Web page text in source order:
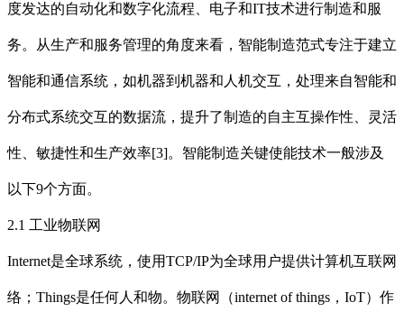
度发达的自动化和数字化流程、电子和IT技术进行制造和服
务。从生产和服务管理的角度来看，智能制造范式专注于建立
智能和通信系统，如机器到机器和人机交互，处理来自智能和
分布式系统交互的数据流，提升了制造的自主互操作性、灵活
性、敏捷性和生产效率[3]。智能制造关键使能技术一般涉及
以下9个方面。
2.1 工业物联网
Internet是全球系统，使用TCP/IP为全球用户提供计算机互联网
络；Things是任何人和物。物联网（internet of things，IoT）作